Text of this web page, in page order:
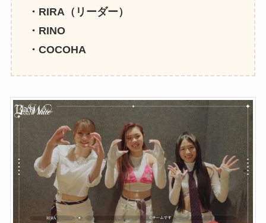
・RIRA（リーダー）
・RINO
・COCOHA